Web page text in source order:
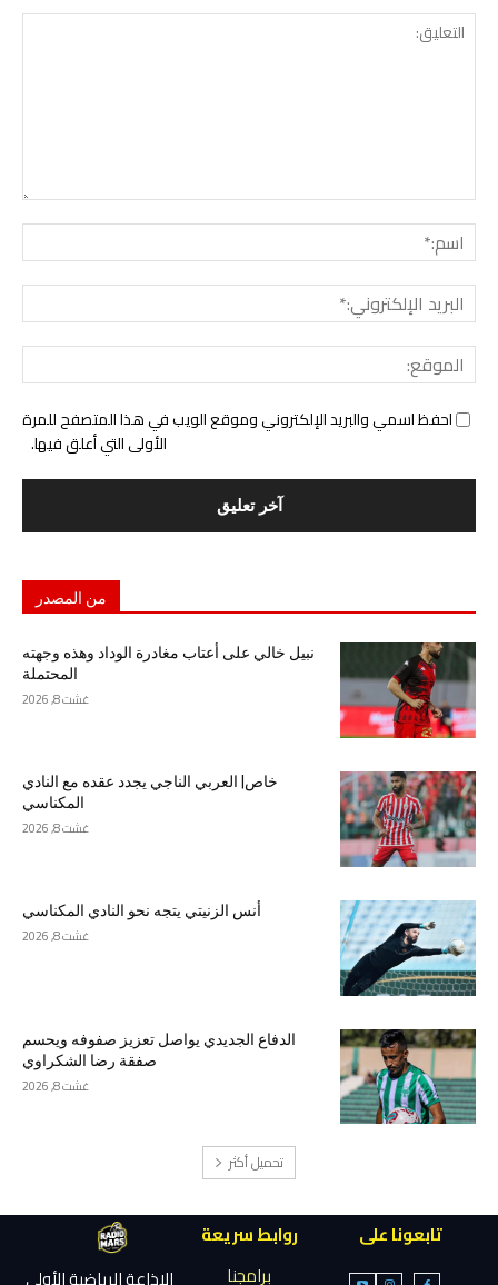
احفظ اسمي والبريد الإلكتروني وموقع الويب في هذا المتصفح للمرة
الأولى التي أعلق فيها.
من المصدر
نبيل خالي على أعتاب مغادرة الوداد وهذه وجهته
المحتملة
غشت 8, 2026
خاص| العربي الناجي يجدد عقده مع النادي
المكناسي
غشت 8, 2026
أنس الزنيتي يتجه نحو النادي المكناسي
غشت 8, 2026
الدفاع الجديدي يواصل تعزيز صفوفه ويحسم
صفقة رضا الشكراوي
غشت 8, 2026
تحميل أكثر
تابعونا على
روابط سريعة
برامجنا